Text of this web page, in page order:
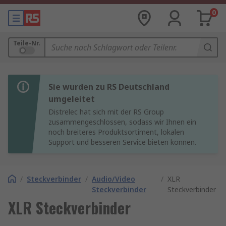
0
Teile-Nr.
Sie wurden zu RS Deutschland
umgeleitet
Distrelec hat sich mit der RS Group
zusammengeschlossen, sodass wir Ihnen ein
noch breiteres Produktsortiment, lokalen
Support und besseren Service bieten können.
/ Steckverbinder / Audio/Video
Steckverbinder
/ XLR
Steckverbinder
XLR Steckverbinder